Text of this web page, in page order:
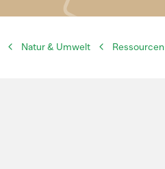
Natur & Umwelt Ressourcen